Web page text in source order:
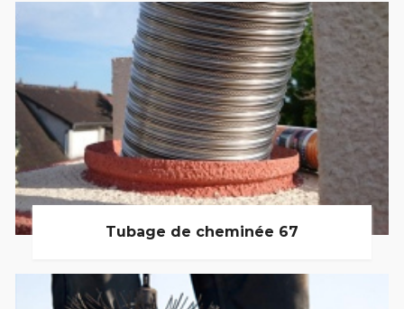
Tubage de cheminée 67